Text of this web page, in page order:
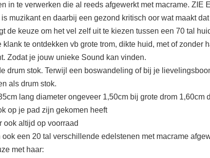
in te verwerken die al reeds afgewerkt met macrame. ZIE
muzikant en daarbij een gezond kritisch oor wat maakt
de keuze om het vel zelf uit te kiezen tussen een 70 tal
klank te ontdekken vb grote trom, dikte huid, met of
Zodat je jouw unieke Sound kan vinden.
drum stok. Terwijl een boswandeling of bij je
als drum stok.
lang diameter ongeveer 1,50cm bij grote drom
op je pad zijn gekomen heeft
ook altijd op voorraad
ook een 20 tal verschillende edelstenen met macrame
met haar: